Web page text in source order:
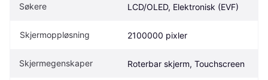
Søkere LCD/OLED, Elektronisk (EVF)
Skjermoppløsning 2100000 pixler
Skjermegenskaper Roterbar skjerm, Touchscreen